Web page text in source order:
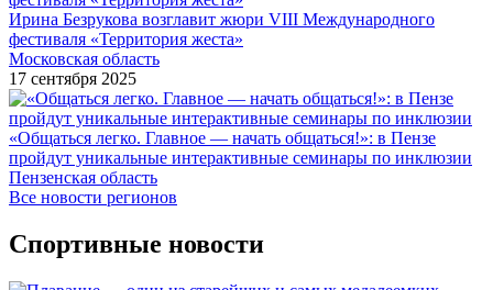
Ирина Безрукова возглавит жюри VIII Международного
фестиваля «Территория жеста»
Московская область
17 сентября 2025
«Общаться легко. Главное — начать общаться!»: в Пензе
пройдут уникальные интерактивные семинары по инклюзии
Пензенская область
Все новости регионов
Спортивные новости